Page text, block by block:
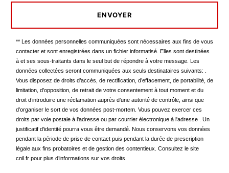
ENVOYER
** Les données personnelles communiquées sont nécessaires aux fins de vous
contacter et sont enregistrées dans un fichier informatisé. Elles sont destinées
à et ses sous-traitants dans le seul but de répondre à votre message. Les
données collectées seront communiquées aux seuls destinataires suivants: .
Vous disposez de droits d’accès, de rectification, d’effacement, de portabilité, de
limitation, d’opposition, de retrait de votre consentement à tout moment et du
droit d’introduire une réclamation auprès d’une autorité de contrôle, ainsi que
d’organiser le sort de vos données post-mortem. Vous pouvez exercer ces
droits par voie postale à l'adresse ou par courrier électronique à l'adresse . Un
justificatif d'identité pourra vous être demandé. Nous conservons vos données
pendant la période de prise de contact puis pendant la durée de prescription
légale aux fins probatoires et de gestion des contentieux. Consultez le site
cnil.fr pour plus d’informations sur vos droits.